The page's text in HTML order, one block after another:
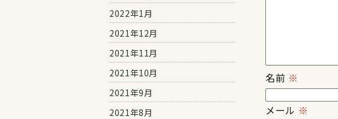
名前 ※
メール ※
2022年1月
2021年12月
2021年11月
2021年10月
2021年9月
2021年8月